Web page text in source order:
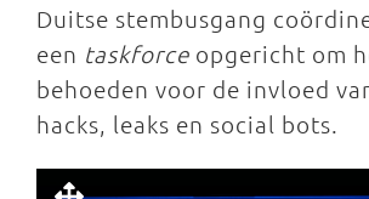
Duitse stembusgang
een taskforce opgericht om
behoeden voor de invloed
hacks, leaks en social bots.